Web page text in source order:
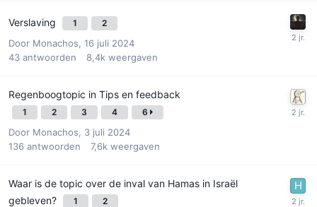
Verslaving 1 2
Door Monachos, 16 juli 2024
43 antwoorden 8,4k weergaven
Regenboogtopic in Tips en feedback
1 2 3 4 6
Door Monachos, 3 juli 2024
136 antwoorden 7,6k weergaven
Waar is de topic over de inval van Hamas in Israël
gebleven?
1 2